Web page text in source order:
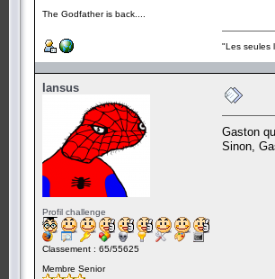
The Godfather is back....
"Les seules
Iansus
Profil challenge
Classement : 65/55625
Membre Senior
Gaston
Sinon,